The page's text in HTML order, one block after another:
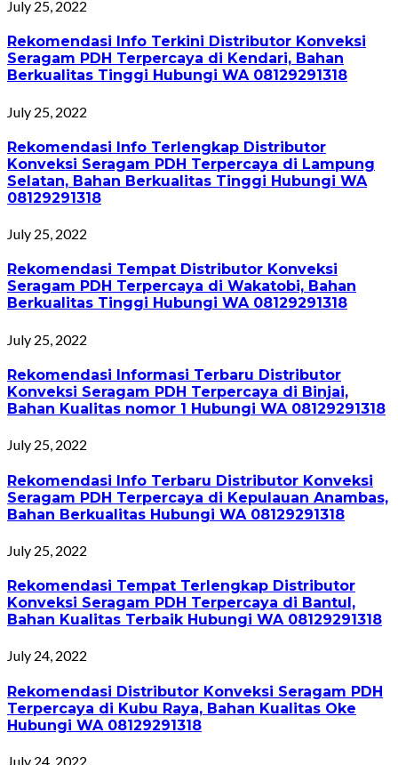
July 25, 2022
Rekomendasi Info Terkini Distributor Konveksi
Seragam PDH Terpercaya di Kendari, Bahan
Berkualitas Tinggi Hubungi WA 08129291318
July 25, 2022
Rekomendasi Info Terlengkap Distributor
Konveksi Seragam PDH Terpercaya di Lampung
Selatan, Bahan Berkualitas Tinggi Hubungi WA
08129291318
July 25, 2022
Rekomendasi Tempat Distributor Konveksi
Seragam PDH Terpercaya di Wakatobi, Bahan
Berkualitas Tinggi Hubungi WA 08129291318
July 25, 2022
Rekomendasi Informasi Terbaru Distributor
Konveksi Seragam PDH Terpercaya di Binjai,
Bahan Kualitas nomor 1 Hubungi WA 08129291318
July 25, 2022
Rekomendasi Info Terbaru Distributor Konveksi
Seragam PDH Terpercaya di Kepulauan Anambas,
Bahan Berkualitas Hubungi WA 08129291318
July 25, 2022
Rekomendasi Tempat Terlengkap Distributor
Konveksi Seragam PDH Terpercaya di Bantul,
Bahan Kualitas Terbaik Hubungi WA 08129291318
July 24, 2022
Rekomendasi Distributor Konveksi Seragam PDH
Terpercaya di Kubu Raya, Bahan Kualitas Oke
Hubungi WA 08129291318
July 24, 2022